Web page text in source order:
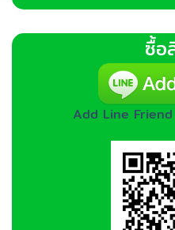
ซื้อ
Add Line